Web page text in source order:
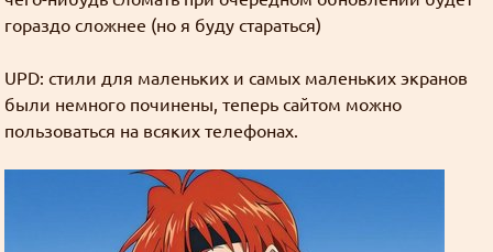
гораздо сложнее (но я буду стараться)
UPD: стили для маленьких и самых маленьких экранов
были немного починены, теперь сайтом можно
пользоваться на всяких телефонах.
недоступен в некоторых регионах. Мы
желающие смогут зайти в чат.
Переводы (26)
Флуд
(3)
Всякие всякости (30)
Ня, кавай (3)
Хорошие, добрые буквы
Хорошие, добрые картинки
Grammar nazi (3)
Mega Brand Kikaku от 04.10.2025 (Вопросы месяца №169)
Внезапно!
Nous_Magus : Это хорошие новости. Надеюсь,
что развитие будет продолжаться.
Сборник вопросов месяца с 5 по 155
блог
сайт ответы
матчасть
Кандзака гостевая
мироздание кавай политота
Blue in the shell
перевод
фанарт Предупреждений нет